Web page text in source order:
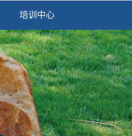
培训中心